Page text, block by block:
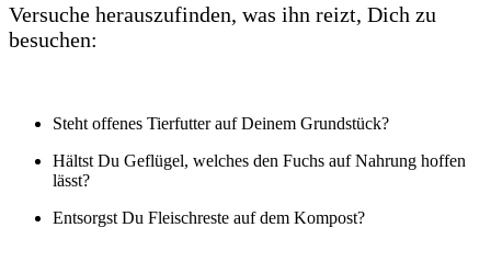
Versuche herauszufinden, was ihn reizt, Dich zu
besuchen:
Steht offenes Tierfutter auf Deinem Grundstück?
Hältst Du Geflügel, welches den Fuchs auf Nahrung hoffen
lässt?
Entsorgst Du Fleischreste auf dem Kompost?